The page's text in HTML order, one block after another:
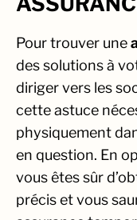
Pour trouver une
des solutions à
diriger vers les
cette astuce
physiquement
en question. En
vous êtes sûr
précis et vous